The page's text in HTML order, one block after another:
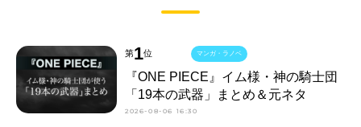
第1位
『ONE PIECE』イム様・神の騎士団
「19本の武器」まとめ＆元ネタ
2026-08-06 16:30
マンガ・ラノベ